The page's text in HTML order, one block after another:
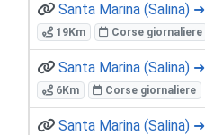
Santa Marina (Salina) ➜
19Km Corse giornaliere
Santa Marina (Salina) ➜
6Km Corse giornaliere
Santa Marina (Salina) ➜